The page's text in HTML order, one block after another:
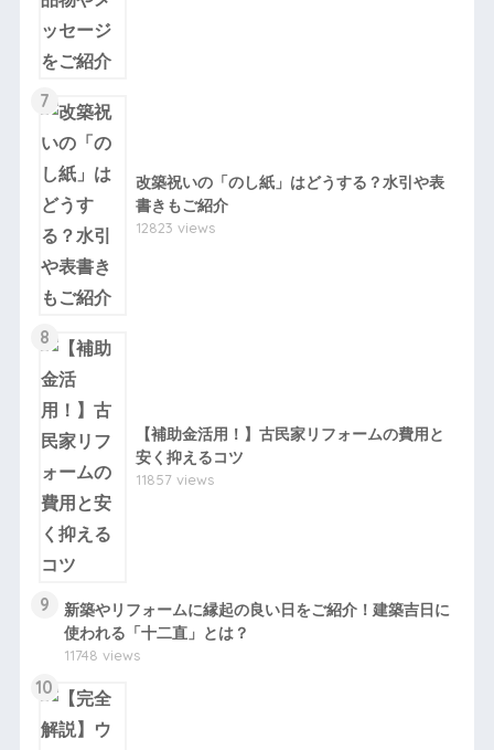
7
改築祝いの「のし紙」はどうする？水引や表
書きもご紹介
12823 views
8
【補助金活用！】古民家リフォームの費用と
安く抑えるコツ
11857 views
9
新築やリフォームに縁起の良い日をご紹介！建築吉日に
使われる「十二直」とは？
11748 views
10